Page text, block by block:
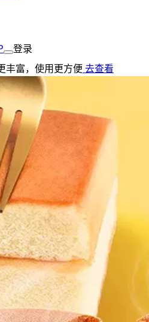
登录
丰富，使用更方便 去查看